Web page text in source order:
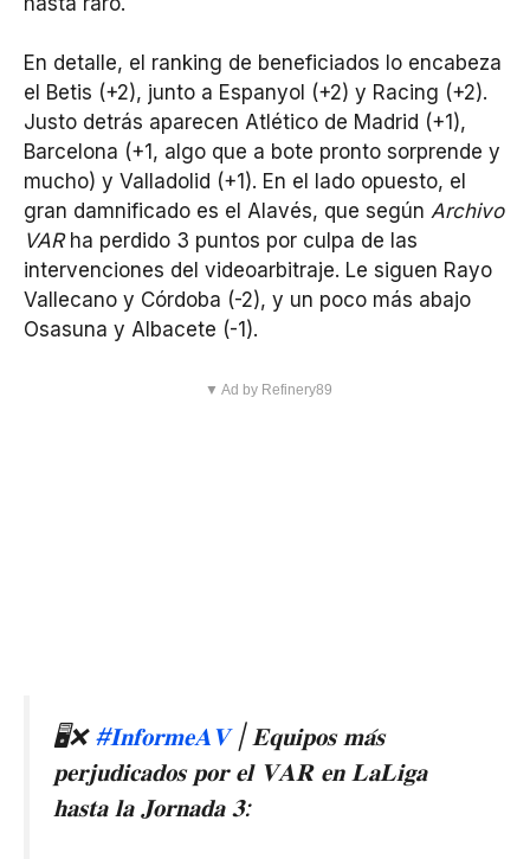
En detalle, el ranking de beneficiados lo encabeza
el Betis (+2), junto a Espanyol (+2) y Racing (+2).
Justo detrás aparecen Atlético de Madrid (+1),
Barcelona (+1, algo que a bote pronto sorprende y
mucho) y Valladolid (+1). En el lado opuesto, el
gran damnificado es el Alavés, que según Archivo
VARha perdido 3 puntos por culpa de las
intervenciones del videoarbitraje. Le siguen Rayo
Vallecano y Córdoba (-2), y un poco más abajo
Osasuna y Albacete (-1).
▼ Ad by Refinery89
🖥️❌ #𝐈𝐧𝐟𝐨𝐫𝐦𝐞𝐀𝐕| 𝐄𝐪𝐮𝐢𝐩𝐨𝐬 𝐦𝐚́𝐬
𝐩𝐞𝐫𝐣𝐮𝐝𝐢𝐜𝐚𝐝𝐨𝐬 𝐩𝐨𝐫 𝐞𝐥 𝐕𝐀𝐑 𝐞𝐧 𝐋𝐚𝐋𝐢𝐠𝐚
𝐡𝐚𝐬𝐭𝐚 𝐥𝐚 𝐉𝐨𝐫𝐧𝐚𝐝𝐚 𝟑: